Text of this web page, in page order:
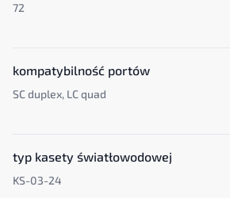
72
kompatybilność portów
SC duplex, LC quad
typ kasety światłowodowej
KS-03-24